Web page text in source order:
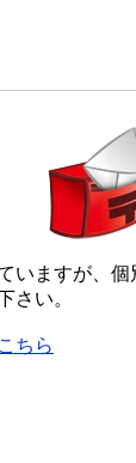
いますが、個
さい。
ちら